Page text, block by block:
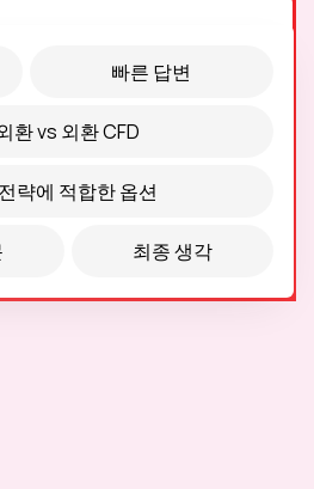
빠른 답변
환 vs 외환 CFD
략에 적합한 옵션
최종 생각